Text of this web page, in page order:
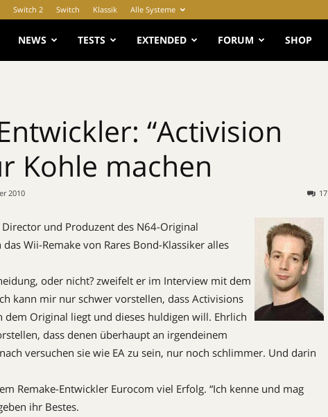
Switch 2 Switch Klassik Alle Systeme
MANIAC.de
NEWS TESTS EXTENDED FORUM SHOP
“Activision
Kohle machen
2010 17
und Produzent des N64-Original
Wii-Remake von Rares Bond-Klassiker alles
oder nicht? zweifelt er im Interview mit dem
kann mir nur schwer vorstellen, dass Activisions
dem Original liegt und dieses huldigen will. Ehrlich
dass denen überhaupt an irgendeinem
versuchen sie wie EA zu sein, nur noch schlimmer. Und darin
Remake-Entwickler Eurocom viel Erfolg. “Ich kenne und mag
ihr Bestes.